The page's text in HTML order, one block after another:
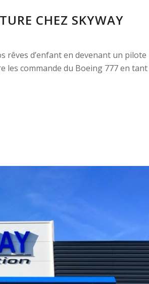
CHEZ SKYWAY
rêves d’enfant en devenant un pilote
les commande du Boeing 777 en tant